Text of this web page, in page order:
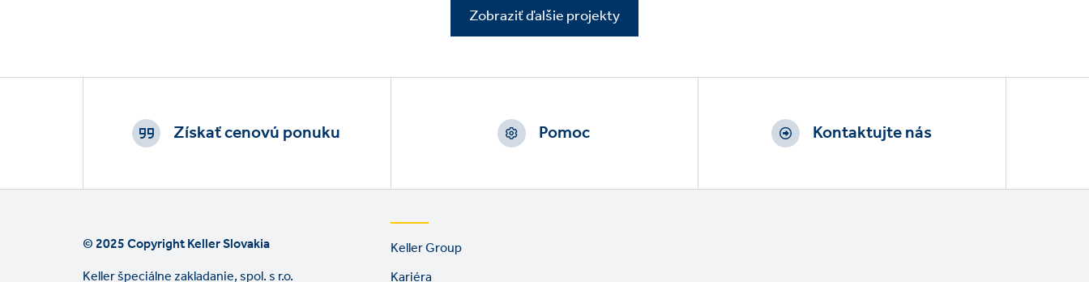
Zobraziť ďalšie projekty
Footer
Získať cenovú ponuku Pomoc Kontaktujte nás
© 2025 Copyright Keller Slovakia
Keller špeciálne zakladanie, spol. s r.o.
Footer
Keller Group